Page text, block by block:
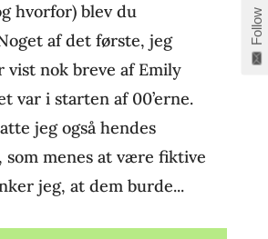
hvorfor) blev du
af det første, jeg
vist nok breve af Emily
var i starten af 00’erne.
jeg også hendes
som menes at være fiktive
jeg, at dem burde...
Follow